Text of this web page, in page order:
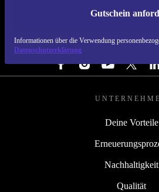
Gutschein
Informationen über die Verwendung
Datenschutzerklärung
REFURBED ÖSTERREICH
FOLGE UNS
Deine Vorteile
Nachhaltigkeit
Qualität